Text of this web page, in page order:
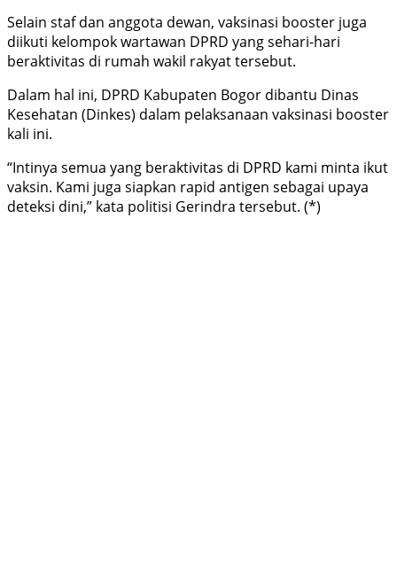
Selain staf dan anggota dewan, vaksinasi booster juga
diikuti kelompok wartawan DPRD yang sehari-hari
beraktivitas di rumah wakil rakyat tersebut.
Dalam hal ini, DPRD Kabupaten Bogor dibantu Dinas
Kesehatan (Dinkes) dalam pelaksanaan vaksinasi booster
kali ini.
“Intinya semua yang beraktivitas di DPRD kami minta ikut
vaksin. Kami juga siapkan rapid antigen sebagai upaya
deteksi dini,” kata politisi Gerindra tersebut. (*)